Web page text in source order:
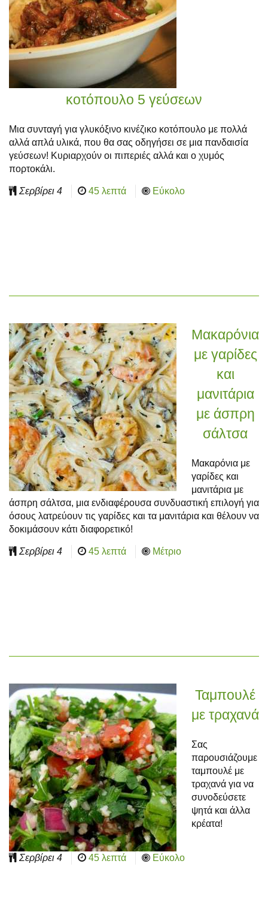
κοτόπουλο 5 γεύσεων
Μια συνταγή για γλυκόξινο κινέζικο κοτόπουλο με πολλά
αλλά απλά υλικά, που θα σας οδηγήσει σε μια πανδαισία
γεύσεων! Κυριαρχούν οι πιπεριές αλλά και ο χυμός
πορτοκάλι.
Σερβίρει 4 45 λεπτά Εύκολο
Μακαρόνια
με γαρίδες
και
μανιτάρια
με άσπρη
σάλτσα
Μακαρόνια με
γαρίδες και
μανιτάρια με
άσπρη σάλτσα, μια ενδιαφέρουσα συνδυαστική επιλογή για
όσους λατρεύουν τις γαρίδες και τα μανιτάρια και θέλουν να
δοκιμάσουν κάτι διαφορετικό!
Σερβίρει 4 45 λεπτά Μέτριο
Ταμπουλέ
με τραχανά
Σας
παρουσιάζουμε
ταμπουλέ με
τραχανά για να
συνοδεύσετε
ψητά και άλλα
κρέατα!
Σερβίρει 4 45 λεπτά Εύκολο